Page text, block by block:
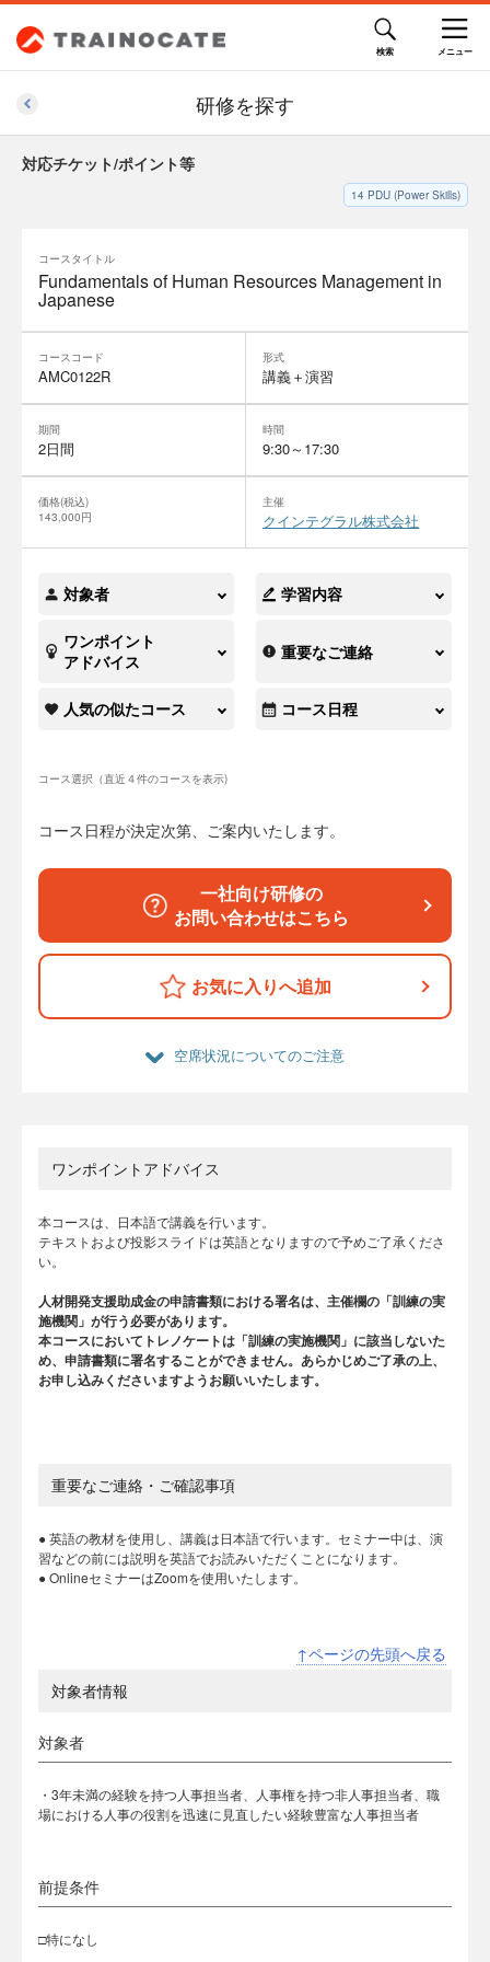
研修を探す
対応チケット/ポイント等
14 PDU (Power Skills)
コースタイトル
Fundamentals of Human Resources Management in
Japanese
コースコード
AMC0122R
形式
講義＋演習
期間
2日間
時間
9:30～17:30
価格(税込)
143,000円
主催
クインテグラル株式会社
対象者 学習内容
ワンポイント
アドバイス
重要なご連絡
人気の似たコース コース日程
コース選択（直近４件のコースを表示)
コース日程が決定次第、ご案内いたします。
一社向け研修の
お問い合わせはこちら
お気に入りへ追加
空席状況についてのご注意
ワンポイントアドバイス
本コースは、日本語で講義を行います。
テキストおよび投影スライドは英語となりますので予めご了承くださ
い。
人材開発支援助成金の申請書類における署名は、主催欄の「訓練の実
施機関」が行う必要があります。
本コースにおいてトレノケートは「訓練の実施機関」に該当しないた
め、申請書類に署名することができません。あらかじめご了承の上、
お申し込みくださいますようお願いいたします。
重要なご連絡・ご確認事項
● 英語の教材を使用し、講義は日本語で行います。セミナー中は、演
習などの前には説明を英語でお読みいただくことになります。
● OnlineセミナーはZoomを使用いたします。
↑ページの先頭へ戻る
対象者情報
対象者
・3年未満の経験を持つ人事担当者、人事権を持つ非人事担当者、職
場における人事の役割を迅速に見直したい経験豊富な人事担当者
前提条件
□特になし